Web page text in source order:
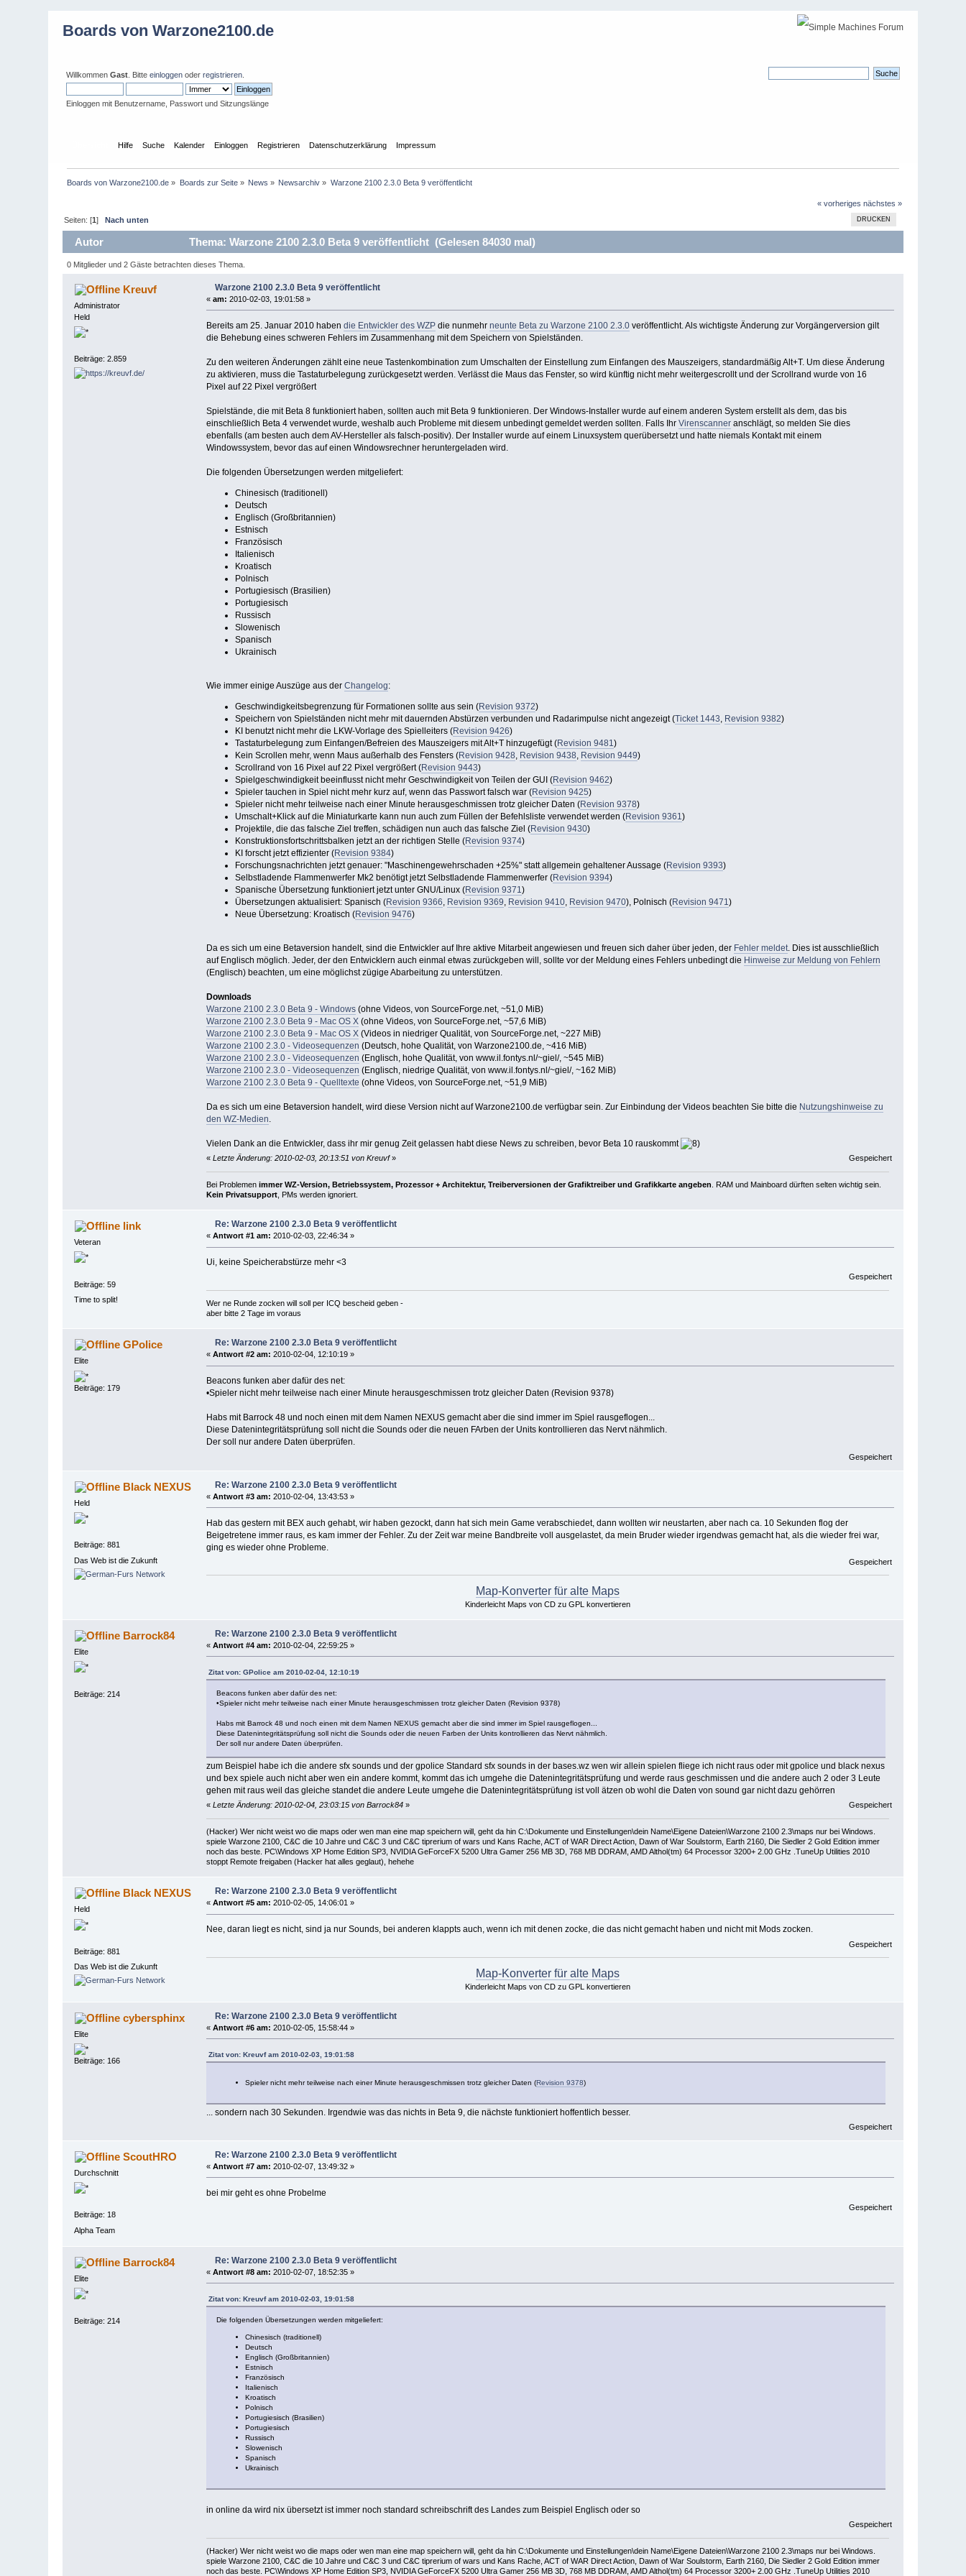
Boards von Warzone2100.de
WillkommenGast . Bitteeinloggen oderregistrieren
Einloggen mit Benutzername, Passwort und Sitzungslänge
Hilfe Suche Kalender Einloggen Registrieren Datenschutzerklärung Impressum
Boards von Warzone2100.de » Boards zur Seite» News » Newsarchiv » Warzone 2100 2.3.0 Beta 9 veröffentlicht
« vorheriges nächstes »
DRUCKEN
Seiten: [1]Nach unten
Autor Thema: Warzone 2100 2.3.0 Beta 9 veröffentlicht (Gelesen 84030 mal)
0 Mitglieder und 2 Gäste betrachten dieses Thema.
Kreuvf
Administrator
Held
Beiträge: 2.859
Warzone 2100 2.3.0 Beta 9 veröffentlicht
« am: 2010-02-03, 19:01:58 »
Bereits am 25. Januar 2010 haben die Entwickler des WZPdie nunmehr neunte Beta zu Warzone 2100 2.3.0veröffentlicht. Als wichtigste Änderung zur Vorgängerversion gilt
die Behebung eines schweren Fehlers im Zusammenhang mit dem Speichern von Spielständen.
Zu den weiteren Änderungen zählt eine neue Tastenkombination zum Umschalten der Einstellung zum Einfangen des Mauszeigers, standardmäßig Alt+T. Um diese Änderung
zu aktivieren, muss die Tastaturbelegung zurückgesetzt werden. Verlässt die Maus das Fenster, so wird künftig nicht mehr weitergescrollt und der Scrollrand wurde von 16
Pixel auf 22 Pixel vergrößert
Spielstände, die mit Beta 8 funktioniert haben, sollten auch mit Beta 9 funktionieren. Der Windows-Installer wurde auf einem anderen System erstellt als dem, das bis
einschließlich Beta 4 verwendet wurde, weshalb auch Probleme mit diesem unbedingt gemeldet werden sollten. Falls Ihr Virenscanneranschlägt, so melden Sie dies
ebenfalls (am besten auch dem AV-Hersteller als falsch-positiv). Der Installer wurde auf einem Linuxsystem querübersetzt und hatte niemals Kontakt mit einem
Windowssystem, bevor das auf einen Windowsrechner heruntergeladen wird.
Die folgenden Übersetzungen werden mitgeliefert:
Chinesisch (traditionell)
Deutsch
Englisch (Großbritannien)
Estnisch
Französisch
Italienisch
Kroatisch
Polnisch
Portugiesisch (Brasilien)
Portugiesisch
Russisch
Slowenisch
Spanisch
Ukrainisch
Wie immer einige Auszüge aus der Changelog:
Geschwindigkeitsbegrenzung für Formationen sollte aus sein (Revision 9372)
Speichern von Spielständen nicht mehr mit dauernden Abstürzen verbunden und Radarimpulse nicht angezeigt (Ticket 1443, Revision 9382)
KI benutzt nicht mehr die LKW-Vorlage des Spielleiters (Revision 9426)
Tastaturbelegung zum Einfangen/Befreien des Mauszeigers mit Alt+T hinzugefügt (Revision 9481)
Kein Scrollen mehr, wenn Maus außerhalb des Fensters (Revision 9428, Revision 9438, Revision 9449)
Scrollrand von 16 Pixel auf 22 Pixel vergrößert (Revision 9443)
Spielgeschwindigkeit beeinflusst nicht mehr Geschwindigkeit von Teilen der GUI (Revision 9462)
Spieler tauchen in Spiel nicht mehr kurz auf, wenn das Passwort falsch war (Revision 9425)
Spieler nicht mehr teilweise nach einer Minute herausgeschmissen trotz gleicher Daten (Revision 9378)
Umschalt+Klick auf die Miniaturkarte kann nun auch zum Füllen der Befehlsliste verwendet werden (Revision 9361)
Projektile, die das falsche Ziel treffen, schädigen nun auch das falsche Ziel (Revision 9430)
Konstruktionsfortschrittsbalken jetzt an der richtigen Stelle (Revision 9374)
KI forscht jetzt effizienter (Revision 9384)
Forschungsnachrichten jetzt genauer: "Maschinengewehrschaden +25%" statt allgemein gehaltener Aussage (Revision 9393)
Selbstladende Flammenwerfer Mk2 benötigt jetzt Selbstladende Flammenwerfer (Revision 9394)
Spanische Übersetzung funktioniert jetzt unter GNU/Linux (Revision 9371)
Übersetzungen aktualisiert: Spanisch (Revision 9366, Revision 9369, Revision 9410, Revision 9470), Polnisch (Revision 9471)
Neue Übersetzung: Kroatisch (Revision 9476)
Da es sich um eine Betaversion handelt, sind die Entwickler auf Ihre aktive Mitarbeit angewiesen und freuen sich daher über jeden, der Fehler meldet. Dies ist ausschließlich
auf Englisch möglich. Jeder, der den Entwicklern auch einmal etwas zurückgeben will, sollte vor der Meldung eines Fehlers unbedingt die Hinweise zur Meldung von Fehlern
(Englisch) beachten, um eine möglichst zügige Abarbeitung zu unterstützen.
Downloads
Warzone 2100 2.3.0 Beta 9 - Windows(ohne Videos, von SourceForge.net, ~51,0 MiB)
Warzone 2100 2.3.0 Beta 9 - Mac OS X(ohne Videos, von SourceForge.net, ~57,6 MiB)
Warzone 2100 2.3.0 Beta 9 - Mac OS X(Videos in niedriger Qualität, von SourceForge.net, ~227 MiB)
Warzone 2100 2.3.0 - Videosequenzen (Deutsch, hohe Qualität, von Warzone2100.de, ~416 MiB)
Warzone 2100 2.3.0 - Videosequenzen (Englisch, hohe Qualität, von www.il.fontys.nl/~giel/, ~545 MiB)
Warzone 2100 2.3.0 - Videosequenzen (Englisch, niedrige Qualität, von www.il.fontys.nl/~giel/, ~162 MiB)
Warzone 2100 2.3.0 Beta 9 - Quelltexte (ohne Videos, von SourceForge.net, ~51,9 MiB)
Da es sich um eine Betaversion handelt, wird diese Version nicht auf Warzone2100.de verfügbar sein. Zur Einbindung der Videos beachten Sie bitte die Nutzungshinweise zu
den WZ-Medien
Vielen Dank an die Entwickler, dass ihr mir genug Zeit gelassen habt diese News zu schreiben, bevor Beta 10 rauskommt
« Letzte Änderung: 2010-02-03, 20:13:51 von Kreuvf» Gespeichert
Bei Problemen immer WZ-Version, Betriebssystem, Prozessor + Architektur, Treiberversionen der Grafiktreiber und Grafikkarte angeben . RAM und Mainboard dürften selten wichtig sein.
Kein Privatsupport, PMs werden ignoriert.
link
Veteran
Beiträge: 59
Time to split!
Re: Warzone 2100 2.3.0 Beta 9 veröffentlicht
« Antwort #1 am: 2010-02-03, 22:46:34 »
Ui, keine Speicherabstürze mehr <3
Gespeichert
Wer ne Runde zocken will soll per ICQ bescheid geben -
aber bitte 2 Tage im voraus
GPolice
Elite
Beiträge: 179
Re: Warzone 2100 2.3.0 Beta 9 veröffentlicht
« Antwort #2 am: 2010-02-04, 12:10:19 »
Beacons funken aber dafür des net:
•Spieler nicht mehr teilweise nach einer Minute herausgeschmissen trotz gleicher Daten (Revision 9378)
Habs mit Barrock 48 und noch einen mit dem Namen NEXUS gemacht aber die sind immer im Spiel rausgeflogen...
Diese Datenintegritätsprüfung soll nicht die Sounds oder die neuen FArben der Units kontrollieren das Nervt nähmlich.
Der soll nur andere Daten überprüfen.
Gespeichert
Black NEXUS
Held
Beiträge: 881
Das Web ist die Zukunft
Re: Warzone 2100 2.3.0 Beta 9 veröffentlicht
« Antwort #3 am: 2010-02-04, 13:43:53 »
Hab das gestern mit BEX auch gehabt, wir haben gezockt, dann hat sich mein Game verabschiedet, dann wollten wir neustarten, aber nach ca. 10 Sekunden flog der
Beigetretene immer raus, es kam immer der Fehler. Zu der Zeit war meine Bandbreite voll ausgelastet, da mein Bruder wieder irgendwas gemacht hat, als die wieder frei war,
ging es wieder ohne Probleme.
Gespeichert
Map-Konverter für alte Maps
Kinderleicht Maps von CD zu GPL konvertieren
Barrock84
Elite
Beiträge: 214
Re: Warzone 2100 2.3.0 Beta 9 veröffentlicht
« Antwort #4 am: 2010-02-04, 22:59:25 »
Zitat von: GPolice am 2010-02-04, 12:10:19
Beacons funken aber dafür des net:
•Spieler nicht mehr teilweise nach einer Minute herausgeschmissen trotz gleicher Daten (Revision 9378)
Habs mit Barrock 48 und noch einen mit dem Namen NEXUS gemacht aber die sind immer im Spiel rausgeflogen...
Diese Datenintegritätsprüfung soll nicht die Sounds oder die neuen Farben der Units kontrollieren das Nervt nähmlich.
Der soll nur andere Daten überprüfen.
zum Beispiel habe ich die andere sfx sounds und der gpolice Standard sfx sounds in der bases.wz wen wir allein spielen fliege ich nicht raus oder mit gpolice und black nexus
und bex spiele auch nicht aber wen ein andere kommt, kommt das ich umgehe die Datenintegritätsprüfung und werde raus geschmissen und die andere auch 2 oder 3 Leute
gehen mit raus weil das gleiche standet die andere Leute umgehe die Datenintegritätsprüfung ist voll ätzen ob wohl die Daten von sound gar nicht dazu gehörren
« Letzte Änderung: 2010-02-04, 23:03:15 von Barrock84» Gespeichert
(Hacker) Wer nicht weist wo die maps oder wen man eine map speichern will, geht da hin C:\Dokumente und Einstellungen\dein Name\Eigene Dateien\Warzone 2100 2.3\maps nur bei Windows.
spiele Warzone 2100, C&C die 10 Jahre und C&C 3 und C&C tiprerium of wars und Kans Rache, ACT of WAR Direct Action, Dawn of War Soulstorm, Earth 2160, Die Siedler 2 Gold Edition immer
noch das beste. PC\Windows XP Home Edition SP3, NVIDIA GeForceFX 5200 Ultra Gamer 256 MB 3D, 768 MB DDRAM, AMD Althol(tm) 64 Processor 3200+ 2.00 GHz .TuneUp Utilities 2010
stoppt Remote freigaben (Hacker hat alles geglaut), hehehe
Black NEXUS
Held
Beiträge: 881
Das Web ist die Zukunft
Re: Warzone 2100 2.3.0 Beta 9 veröffentlicht
« Antwort #5 am: 2010-02-05, 14:06:01 »
Nee, daran liegt es nicht, sind ja nur Sounds, bei anderen klappts auch, wenn ich mit denen zocke, die das nicht gemacht haben und nicht mit Mods zocken.
Gespeichert
Map-Konverter für alte Maps
Kinderleicht Maps von CD zu GPL konvertieren
cybersphinx
Elite
Beiträge: 166
Re: Warzone 2100 2.3.0 Beta 9 veröffentlicht
« Antwort #6 am: 2010-02-05, 15:58:44 »
Zitat von: Kreuvf am 2010-02-03, 19:01:58
Spieler nicht mehr teilweise nach einer Minute herausgeschmissen trotz gleicher Daten (Revision 9378)
... sondern nach 30 Sekunden. Irgendwie was das nichts in Beta 9, die nächste funktioniert hoffentlich besser.
Gespeichert
ScoutHRO
Durchschnitt
Beiträge: 18
Alpha Team
Re: Warzone 2100 2.3.0 Beta 9 veröffentlicht
« Antwort #7 am: 2010-02-07, 13:49:32 »
bei mir geht es ohne Probelme
Gespeichert
Barrock84
Elite
Beiträge: 214
Re: Warzone 2100 2.3.0 Beta 9 veröffentlicht
« Antwort #8 am: 2010-02-07, 18:52:35 »
Zitat von: Kreuvf am 2010-02-03, 19:01:58
Die folgenden Übersetzungen werden mitgeliefert:
Chinesisch (traditionell)
Deutsch
Englisch (Großbritannien)
Estnisch
Französisch
Italienisch
Kroatisch
Polnisch
Portugiesisch (Brasilien)
Portugiesisch
Russisch
Slowenisch
Spanisch
Ukrainisch
in online da wird nix übersetzt ist immer noch standard schreibschrift des Landes zum Beispiel Englisch oder so
Gespeichert
(Hacker) Wer nicht weist wo die maps oder wen man eine map speichern will, geht da hin C:\Dokumente und Einstellungen\dein Name\Eigene Dateien\Warzone 2100 2.3\maps nur bei Windows.
spiele Warzone 2100, C&C die 10 Jahre und C&C 3 und C&C tiprerium of wars und Kans Rache, ACT of WAR Direct Action, Dawn of War Soulstorm, Earth 2160, Die Siedler 2 Gold Edition immer
noch das beste. PC\Windows XP Home Edition SP3, NVIDIA GeForceFX 5200 Ultra Gamer 256 MB 3D, 768 MB DDRAM, AMD Althol(tm) 64 Processor 3200+ 2.00 GHz .TuneUp Utilities 2010